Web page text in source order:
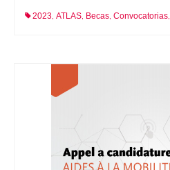
2023, ATLAS, Becas, Convocatorias,